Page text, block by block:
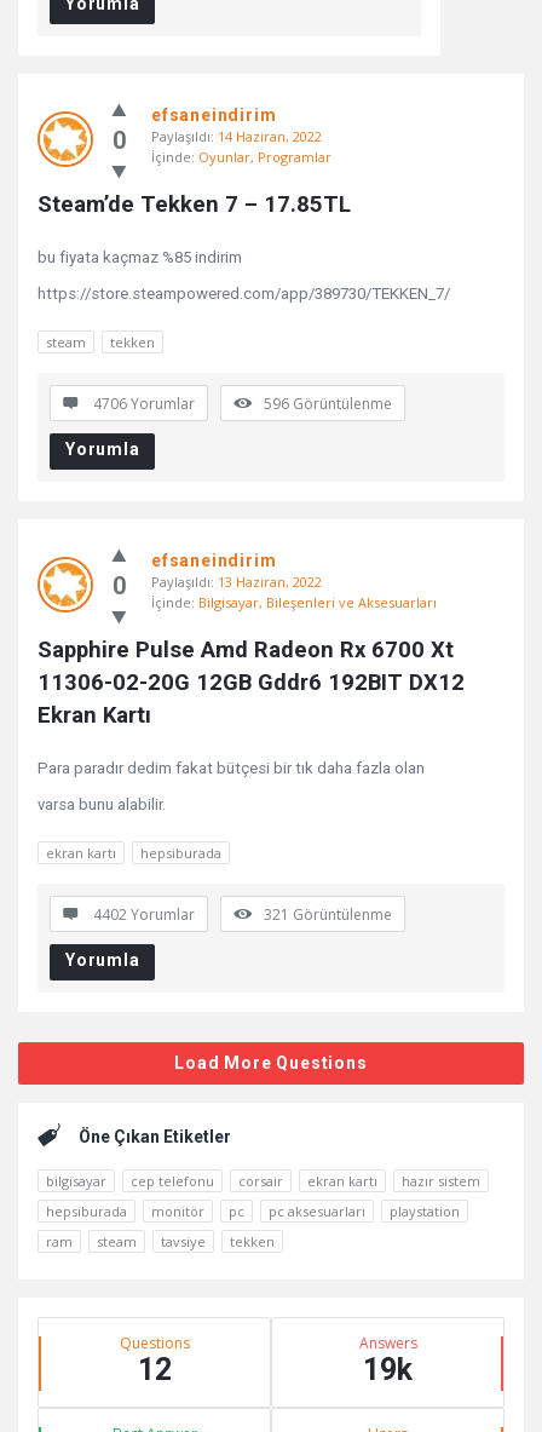
0
efsaneindirim
Paylaşıldı: 14 Haziran, 2022
İçinde: Oyunlar, Programlar
Steam’de Tekken 7 – 17.85TL
bu fiyata kaçmaz %85 indirim
https://store.steampowered.com/app/389730/TEKKEN_7/
steam tekken
4706 Yorumlar 596 Görüntülenme
Yorumla
0
efsaneindirim
Paylaşıldı: 13 Haziran, 2022
İçinde: Bilgisayar, Bileşenleri ve Aksesuarları
Sapphire Pulse Amd Radeon Rx 6700 Xt
11306-02-20G 12GB Gddr6 192BIT DX12
Ekran Kartı
Para paradır dedim fakat bütçesi bir tık daha fazla olan
varsa bunu alabilir.
ekran kartı hepsiburada
4402 Yorumlar 321 Görüntülenme
Yorumla
Load More Questions
Kenar
Öne Çıkan Etiketler
bilgisayar cep telefonu corsair ekran kartı
hazır sistem
hepsiburada
monitör pc pc aksesuarları
playstation
ram
steam tavsiye tekken
Stats Questions
12
Answers
19k